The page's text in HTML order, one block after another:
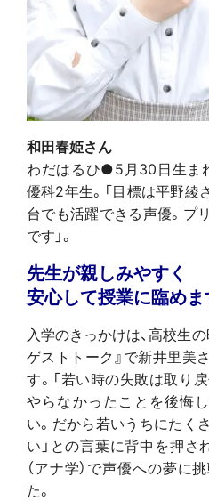
和田春姫さん
わだはるひ●5月30日生ま
優科2年生。「目標は平野
台でも活躍できる声優。プ
です」。
先生が親しみやすく
安心して授業に臨め
入学のきっかけは、高校生
ゲストトーク』で新井里美
す。「若い時の失敗は取り
やらなかったことを後悔
い。だから若いうちにたく
い」との言葉に背中を押さ
（アナ学）で声優への夢に
た。